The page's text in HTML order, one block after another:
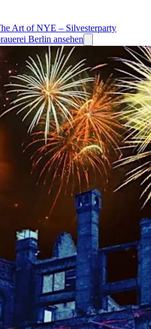
Art of NYE – Silvesterparty
Berlin ansehen